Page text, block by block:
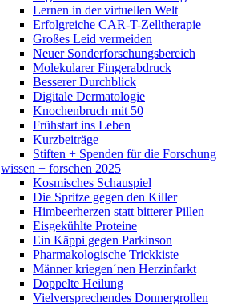
Lernen in der virtuellen Welt
Erfolgreiche CAR-T-Zelltherapie
Großes Leid vermeiden
Neuer Sonderforschungsbereich
Molekularer Fingerabdruck
Besserer Durchblick
Digitale Dermatologie
Knochenbruch mit 50
Frühstart ins Leben
Kurzbeiträge
Stiften + Spenden für die Forschung
wissen + forschen 2025
Kosmisches Schauspiel
Die Spritze gegen den Killer
Himbeerherzen statt bitterer Pillen
Eisgekühlte Proteine
Ein Käppi gegen Parkinson
Pharmakologische Trickkiste
Männer kriegen´nen Herzinfarkt
Doppelte Heilung
Vielversprechendes Donnergrollen